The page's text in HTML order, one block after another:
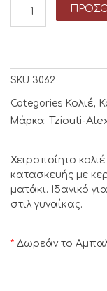
SKU 3062
Categories Κολιέ,
Μάρκα: Tziouti-
Χειροποίητο
κατασκευής με
ματάκι. Ιδανικό
στιλ γυναίκας.
* Δωρεάν το